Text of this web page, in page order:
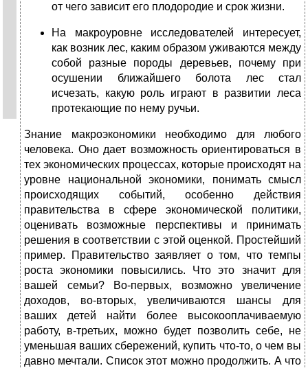
от чего зависит его плодородие и срок жизни.
На макроуровне исследователей интересует,
как возник лес, каким образом уживаются между
собой разные породы деревьев, почему при
осушении ближайшего болота лес стал
исчезать, какую роль играют в развитии леса
протекающие по нему ручьи.
Знание макроэкономики необходимо для любого
человека. Оно дает возможность ориентироваться в
тех экономических процессах, которые происходят на
уровне национальной экономики, понимать смысл
происходящих событий, особенно действия
правительства в сфере экономической политики,
оценивать возможные перспективы и принимать
решения в соответствии с этой оценкой. Простейший
пример. Правительство заявляет о том, что темпы
роста экономики повысились. Что это значит для
вашей семьи? Во-первых, возможно увеличение
доходов, во-вторых, увеличиваются шансы для
ваших детей найти более высокооплачиваемую
работу, в-третьих, можно будет позволить себе, не
уменьшая ваших сбережений, купить что-то, о чем вы
давно мечтали. Список этот можно продолжить. А что